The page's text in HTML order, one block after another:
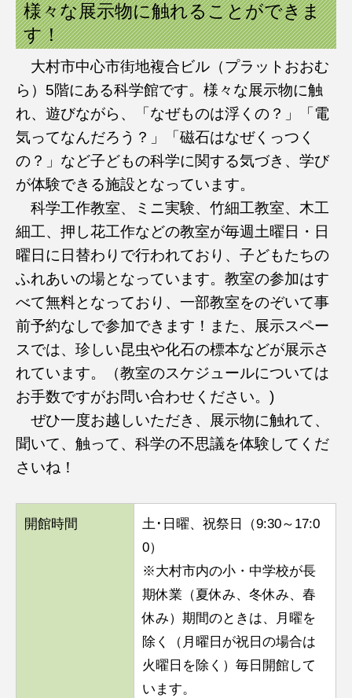
様々な展示物に触れることができま
す！
大村市中心市街地複合ビル（プラットおおむ
ら）5階にある科学館です。様々な展示物に触
れ、遊びながら、「なぜものは浮くの？」「電
気ってなんだろう？」「磁石はなぜくっつく
の？」など子どもの科学に関する気づき、学び
が体験できる施設となっています。
科学工作教室、ミニ実験、竹細工教室、木工
細工、押し花工作などの教室が毎週土曜日・日
曜日に日替わりで行われており、子どもたちの
ふれあいの場となっています。教室の参加はす
べて無料となっており、一部教室をのぞいて事
前予約なしで参加できます！また、展示スペー
スでは、珍しい昆虫や化石の標本などが展示さ
れています。（教室のスケジュールについては
お手数ですがお問い合わせください。)
ぜひ一度お越しいただき、展示物に触れて、
聞いて、触って、科学の不思議を体験してくだ
さいね！
開館時間
土･日曜、祝祭日（9:30～17:0
0）
※大村市内の小・中学校が長
期休業（夏休み、冬休み、春
休み）期間のときは、月曜を
除く（月曜日が祝日の場合は
火曜日を除く）毎日開館して
います。